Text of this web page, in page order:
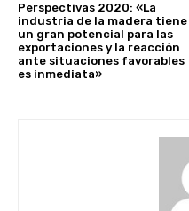
Perspectivas 2020: «La
industria de la madera tiene
un gran potencial para las
exportaciones y la reacción
ante situaciones favorables
es inmediata»